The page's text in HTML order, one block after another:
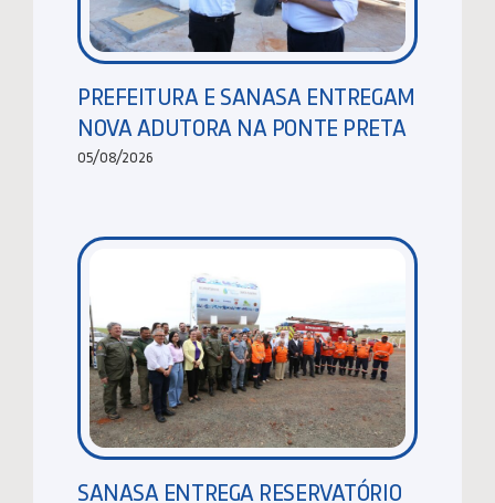
PREFEITURA E SANASA ENTREGAM
NOVA ADUTORA NA PONTE PRETA
05/08/2026
SANASA ENTREGA RESERVATÓRIO